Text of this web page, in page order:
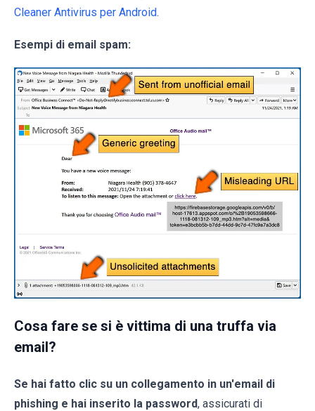
Cleaner Antivirus per Android.
Esempi di email spam:
Cosa fare se si è vittima di una truffa via
email?
Se hai fatto clic su un collegamento in un'email di
phishing e hai inserito la password, assicurati di